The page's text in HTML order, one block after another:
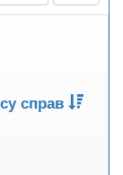
справ